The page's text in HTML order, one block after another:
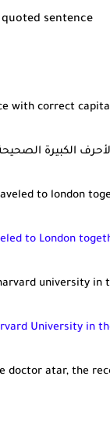
sentence
with correct
الكبيرة
to london
to London
university in
University in
doctor atar, the